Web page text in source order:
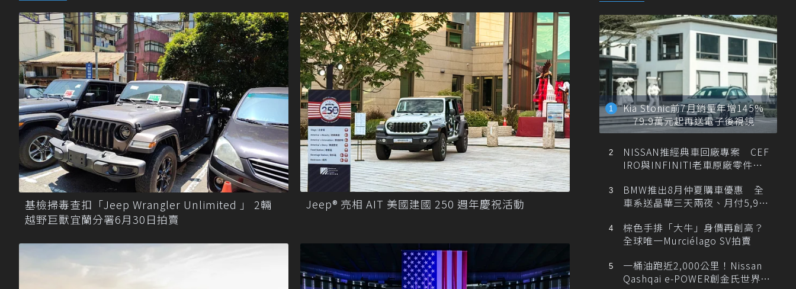
基檢掃毒查扣「Jeep Wrangler Unlimited 」 2輛
越野巨獸宜蘭分署6月30日拍賣
Jeep® 亮相 AIT 美國建國 250 週年慶祝活動
Kia Stonic前7月銷量年增145%
79.9萬元起再送電子後視鏡
NISSAN推經典車回廠專案 CEF
IRO與INFINITI老車原廠零件最
BMW推出8月仲夏購車優惠 全
車系送晶華三天兩夜、月付5,900
棕色手排「大牛」身價再創高？
全球唯一Murciélago SV拍賣
一桶油跑近2,000公里！Nissan
Qashqai e-POWER創金氏世界紀